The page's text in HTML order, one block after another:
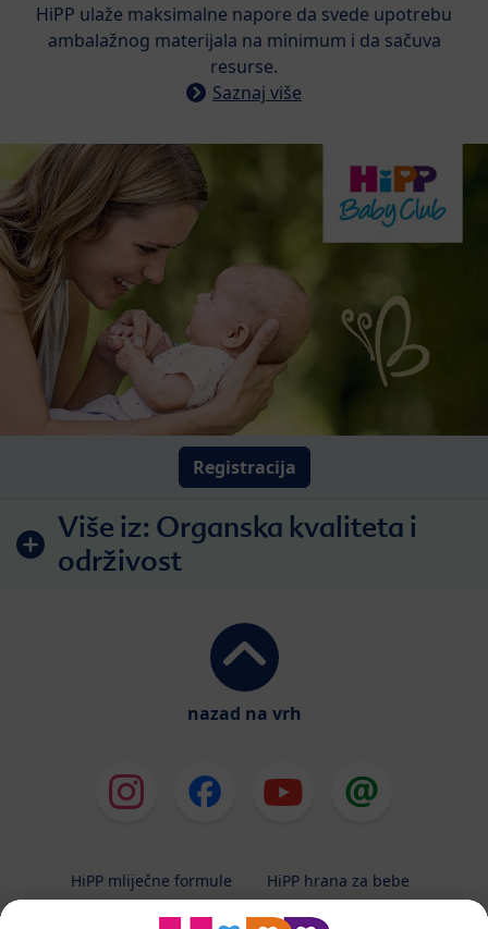
​HiPP ulaže maksimalne napore da svede upotrebu
ambalažnog materijala na minimum i da sačuva
resurse.
Saznaj više
Registracija
Više iz: Organska kvaliteta i
održivost
nazad na vrh
HiPP mliječne formule
HiPP hrana za bebe
HiPP njega HiPP trudnoća